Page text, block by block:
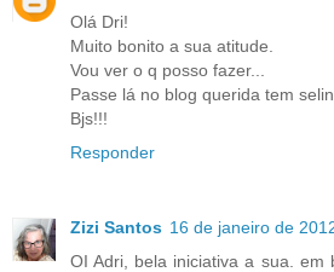
Olá Dri!
Muito bonito a sua atitude.
Vou ver o q posso fazer...
Passe lá no blog querida tem
Bjs!!!
Responder
Zizi Santos 16 de janeiro de
OI Adri, bela iniciativa a sua. em